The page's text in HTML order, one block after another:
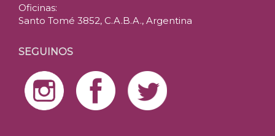
Oficinas:
Santo Tomé 3852, C.A.B.A., Argentina
SEGUINOS